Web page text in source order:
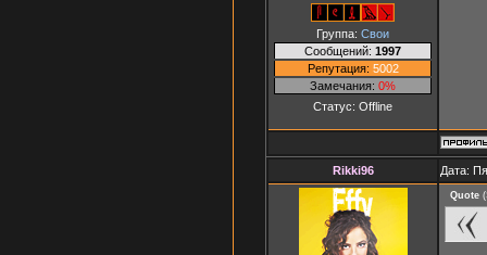
Группа: Свои
Сообщений: 1997
Репутация: 5002
Замечания: 0%
Статус: Offline
Rikki96 Дата:
Quote (